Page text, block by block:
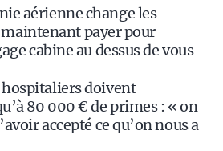
aérienne change les
payer pour
cabine au dessus de vous
hospitaliers doivent
80 000 € de primes : « on
accepté ce qu’on nous a